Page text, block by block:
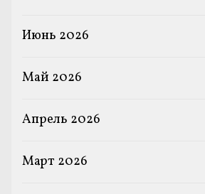
Июнь 2026
Май 2026
Апрель 2026
Март 2026